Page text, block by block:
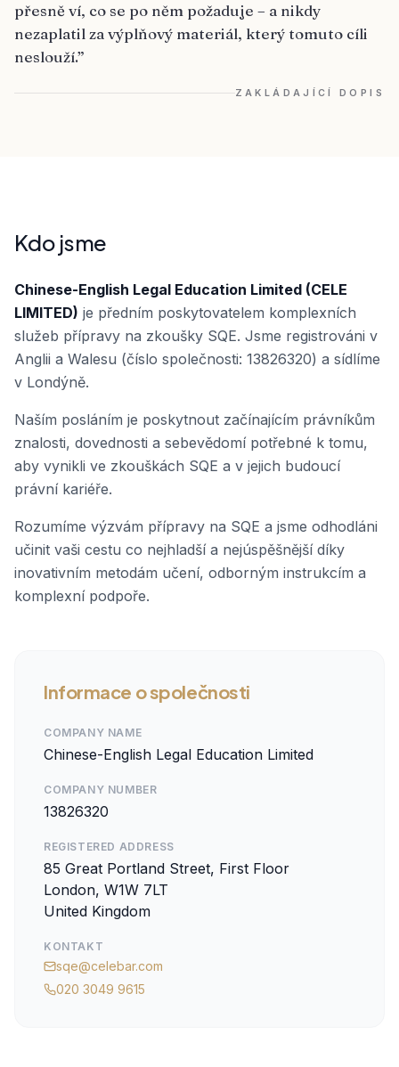
přesně ví, co se po něm požaduje – a nikdy
nezaplatil za výplňový materiál, který tomuto cíli
neslouží.”
ZAKLÁDAJÍCÍ DOPIS
Kdo jsme
Chinese-English Legal Education Limited (CELE
LIMITED) je předním poskytovatelem komplexních
služeb přípravy na zkoušky SQE. Jsme registrováni v
Anglii a Walesu (číslo společnosti: 13826320) a sídlíme
v Londýně.
Naším posláním je poskytnout začínajícím právníkům
znalosti, dovednosti a sebevědomí potřebné k tomu,
aby vynikli ve zkouškách SQE a v jejich budoucí
právní kariéře.
Rozumíme výzvám přípravy na SQE a jsme odhodláni
učinit vaši cestu co nejhladší a nejúspěšnější díky
inovativním metodám učení, odborným instrukcím a
komplexní podpoře.
Informace o společnosti
COMPANY NAME
Chinese-English Legal Education Limited
COMPANY NUMBER
13826320
REGISTERED ADDRESS
85 Great Portland Street, First Floor
London, W1W 7LT
United Kingdom
KONTAKT
sqe@celebar.com
020 3049 9615